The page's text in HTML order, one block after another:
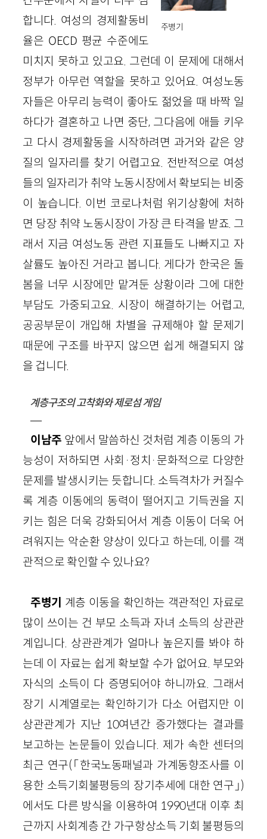
주병기
합니다. 여성의 경제활동비
율은 OECD 평균 수준에도
미치지 못하고 있고요. 그런데 이 문제에 대해서
정부가 아무런 역할을 못하고 있어요. 여성노동
자들은 아무리 능력이 좋아도 젊었을 때 바짝 일
하다가 결혼하고 나면 중단, 그다음에 애들 키우
고 다시 경제활동을 시작하려면 과거와 같은 양
질의 일자리를 찾기 어렵고요. 전반적으로 여성
들의 일자리가 취약 노동시장에서 확보되는 비중
이 높습니다. 이번 코로나처럼 위기상황에 처하
면 당장 취약 노동시장이 가장 큰 타격을 받죠. 그
래서 지금 여성노동 관련 지표들도 나빠지고 자
살률도 높아진 거라고 봅니다. 게다가 한국은 돌
봄을 너무 시장에만 맡겨둔 상황이라 그에 대한
부담도 가중되고요. 시장이 해결하기는 어렵고,
공공부문이 개입해 차별을 규제해야 할 문제기
때문에 구조를 바꾸지 않으면 쉽게 해결되지 않
을 겁니다.
계층구조의 고착화와 제로섬 게임
—
이남주 앞에서 말씀하신 것처럼 계층 이동의 가
능성이 저하되면 사회·정치·문화적으로 다양한
문제를 발생시키는 듯합니다. 소득격차가 커질수
록 계층 이동에의 동력이 떨어지고 기득권을 지
키는 힘은 더욱 강화되어서 계층 이동이 더욱 어
려워지는 악순환 양상이 있다고 하는데, 이를 객
관적으로 확인할 수 있나요?
주병기 계층 이동을 확인하는 객관적인 자료로
많이 쓰이는 건 부모 소득과 자녀 소득의 상관관
계입니다. 상관관계가 얼마나 높은지를 봐야 하
는데 이 자료는 쉽게 확보할 수가 없어요. 부모와
자식의 소득이 다 증명되어야 하니까요. 그래서
장기 시계열로는 확인하기가 다소 어렵지만 이
상관관계가 지난 10여년간 증가했다는 결과를
보고하는 논문들이 있습니다. 제가 속한 센터의
최근 연구(「한국노동패널과 가계동향조사를 이
용한 소득기회불평등의 장기추세에 대한 연구」)
에서도 다른 방식을 이용하여 1990년대 이후 최
근까지 사회계층 간 가구항상소득 기회 불평등의